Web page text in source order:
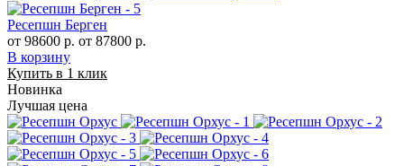
Ресепшн Берген
от 98600 р. от 87800 р.
В корзину
Купить в 1 клик
Новинка
Лучшая цена